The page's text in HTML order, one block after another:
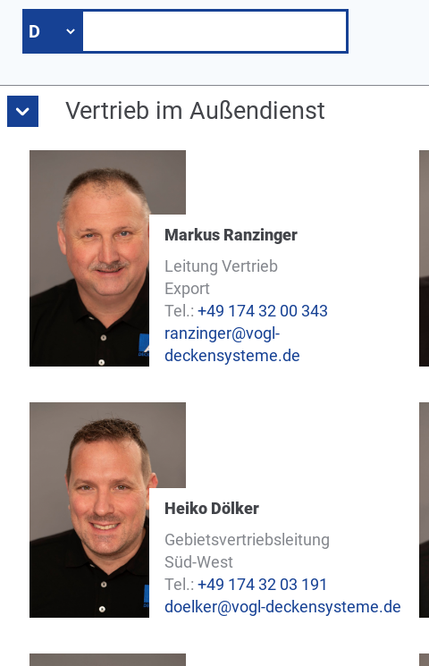
Vertrieb im Außendienst
Markus Ranzinger
Leitung Vertrieb
Export
Tel.:+49 174 32 00 343
ranzinger@vogl-
deckensysteme.de
Heiko Dölker
Gebietsvertriebsleitung
Süd-West
Tel.:+49 174 32 03 191
doelker@vogl-deckensysteme.de